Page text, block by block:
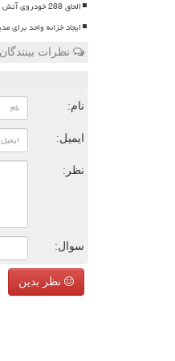
الحاق 288 خودروی آتش نشانی و 134 آمبولانس به ناوگان امدادی کشور
ایجاد خزانه واحد برای
نظرات
نام:
ایمیل:
نظر:
سوال:
نظر بدین